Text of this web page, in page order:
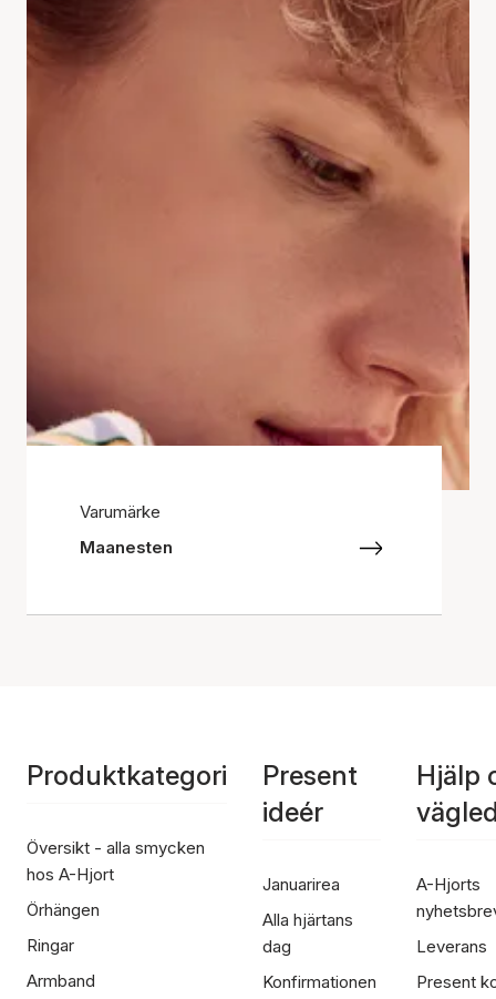
Varumärke
Maanesten
Produktkategori
Översikt - alla smycken
hos A-Hjort
Örhängen
Ringar
Armband
Present
ideér
Januarirea
Alla hjärtans
dag
Konfirmationen
Hjälp
A-Hjorts
Leverans
Present